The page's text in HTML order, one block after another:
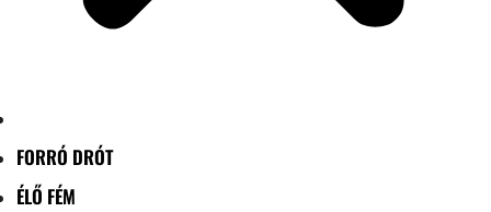
FORRÓ DRÓT
ÉLŐ FÉM